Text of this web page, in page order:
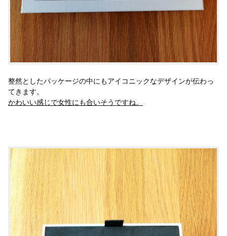
整然としたパッケージの中にもアイコニックなデザインが伝わっ
てきます。
かわいい感じで女性にも合いそうですね。